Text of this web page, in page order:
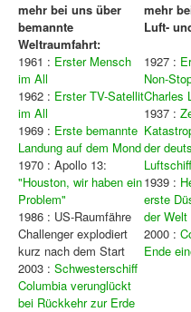
mehr bei uns über
bemannte
Weltraumfahrt:
mehr
Luft-
1961 : Erster Mensch
im All
1962 : Erster TV-Satellit
im All
1969 : Erste bemannte
Landung auf dem Mond
1970 : Apollo 13:
"Houston, wir haben ein
Problem"
1986 : US-Raumfähre
Challenger explodiert
kurz nach dem Start
2003 : Schwesterschiff
Columbia verunglückt
bei Rückkehr zur Erde
1927 :
Non-
Charles
1937 :
der
1939 :
erste
der Welt
2000 :
Ende